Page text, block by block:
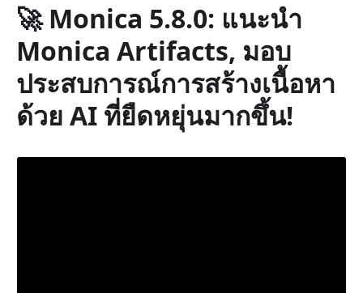
🚀 Monica 5.8.0: แนะนำ
Monica Artifacts, มอบ
ประสบการณ์การสร้างเนื้อหา
ด้วย AI ที่ยืดหยุ่นมากขึ้น!